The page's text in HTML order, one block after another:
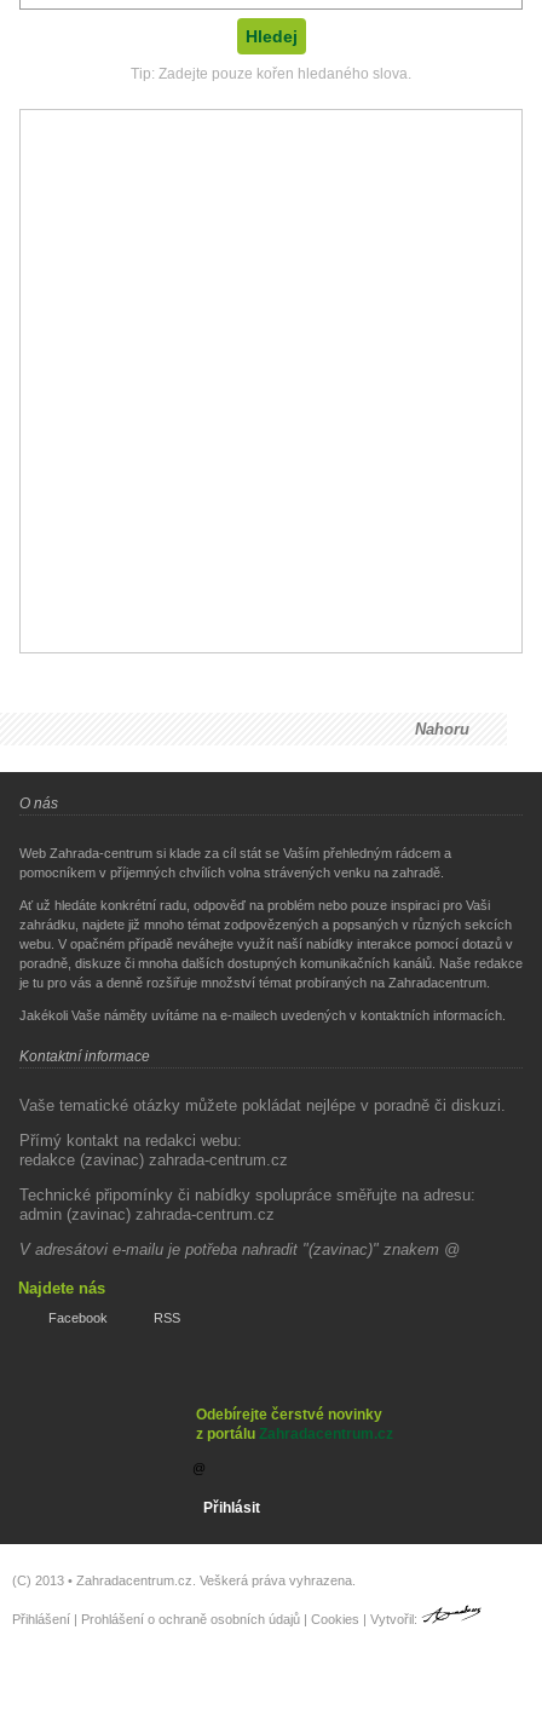
Tip: Zadejte pouze kořen hledaného slova.
Nahoru
O nás
Web Zahrada-centrum si klade za cíl stát se Vaším přehledným rádcem a
pomocníkem v příjemných chvílích volna strávených venku na zahradě.
Ať už hledáte konkrétní radu, odpověď na problém nebo pouze inspiraci pro Vaši
zahrádku, najdete již mnoho témat zodpovězených a popsaných v různých sekcích
webu. V opačném případě neváhejte využít naší nabídky interakce pomocí dotazů v
poradně, diskuze či mnoha dalších dostupných komunikačních kanálů. Naše redakce
je tu pro vás a denně rozšiřuje množství témat probíraných na Zahradacentrum.
Jakékoli Vaše náměty uvítáme na e-mailech uvedených v kontaktních informacích.
Kontaktní informace
Vaše tematické otázky můžete pokládat nejlépe v poradně či diskuzi.
Přímý kontakt na redakci webu:
redakce (zavinac) zahrada-centrum.cz
Technické připomínky či nabídky spolupráce směřujte na adresu:
admin (zavinac) zahrada-centrum.cz
V adresátovi e-mailu je potřeba nahradit "(zavinac)" znakem @
Najdete nás
Facebook RSS
Odebírejte čerstvé novinky
z portálu Zahradacentrum.cz
(C) 2013 • Zahradacentrum.cz . Veškerá práva vyhrazena.
Přihlášení | Prohlášení o ochraně osobních údajů | Cookies | Vytvořil: